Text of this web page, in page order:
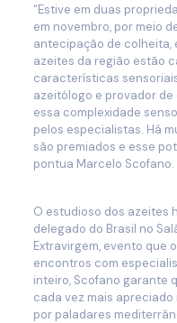
“Estive em duas
em novembro, por meio
antecipação de colheita,
azeites da região estão
características
azeitólogo e provador
essa complexidade
pelos especialistas. Há
são premiados e esse
pontua Marcelo Scofano.
O estudioso dos azeites
delegado do Brasil no
Extravirgem, evento que
encontros com
inteiro, Scofano garante
cada vez mais
por paladares